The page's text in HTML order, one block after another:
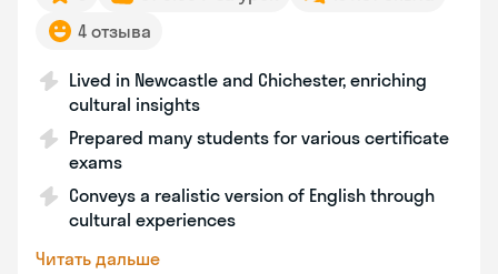
4 отзыва
Lived in Newcastle and Chichester, enriching
cultural insights
Prepared many students for various certificate
exams
Conveys a realistic version of English through
cultural experiences
Читать дальше